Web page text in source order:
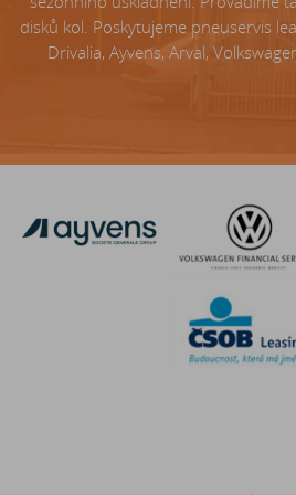
disků kol. Poskytujeme pneuservis
Drivalia, Ayvens, Arval,